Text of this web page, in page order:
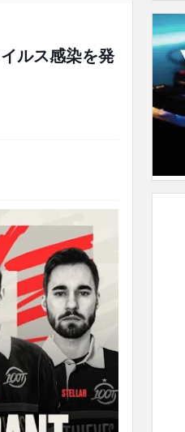
ルス感染を発